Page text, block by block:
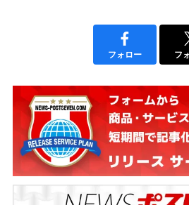
フォロー フ